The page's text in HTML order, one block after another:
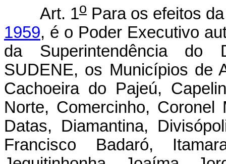
Art. 1oPara os efeitos
1959, é o Poder Executivo
da Superintendência do
SUDENE, os Municípios de
Cachoeira do Pajeú,
Norte, Comercinho,
Datas, Diamantina,
Francisco Badaró,